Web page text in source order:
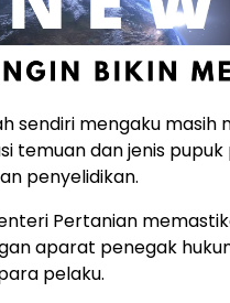
sendiri mengaku masih
temuan dan jenis pupuk
penyelidikan.
Pertanian
aparat penegak
pelaku.